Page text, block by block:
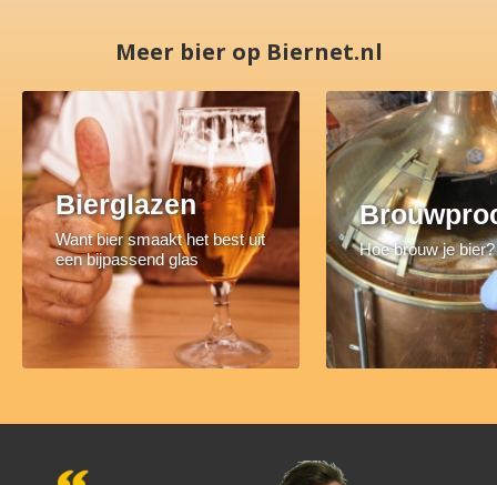
Meer bier op Biernet.nl
Bierglazen
Want bier smaakt het best uit
een bijpassend glas
Hoe brouw je bier?